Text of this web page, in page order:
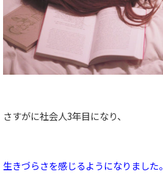
さすがに社会人3年目になり、
生きづらさを感じるようになりました。